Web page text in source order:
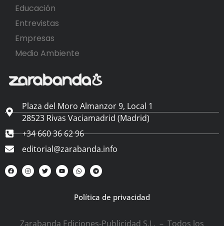
Educación
Entrevistas
Empresas
Medio Ambiente
Plaza del Moro Almanzor 9, Local 1
28523 Rivas Vaciamadrid (Madrid)
+34 660 36 62 96
editorial@zarabanda.info
Política de privacidad
Zarabanda Ediciones-Publicidad S.L. – Todos los